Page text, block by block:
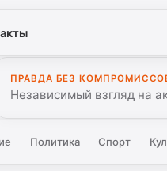
ПРАВДА БЕЗ
Независимый взгляд на
Политика Спорт